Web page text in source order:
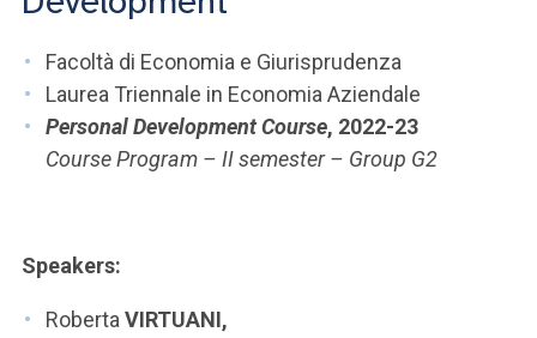
Facoltà di Economia e Giurisprudenza
Laurea Triennale in Economia Aziendale
Personal Development Course, 2022-23
Course Program – II semester – Group G2
Speakers:
Roberta VIRTUANI,